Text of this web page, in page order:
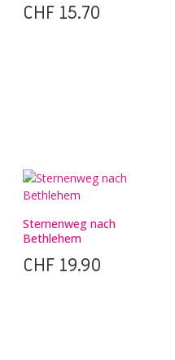
CHF 15.70
Sternenweg nach
Bethlehem
CHF 19.90